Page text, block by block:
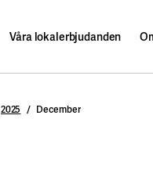
Våra lokalerbjudanden
2025 December